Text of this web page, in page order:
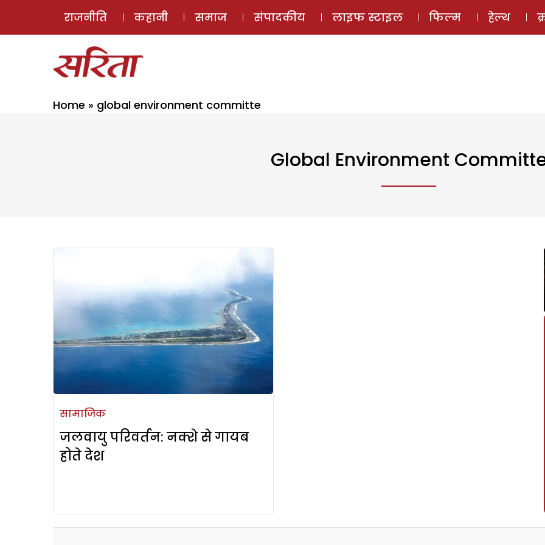
ई-मैगज़ीन
राजनीति कहानी समाज संपादकीय लाइफ स्टाइल फिल्म हेल्थ
Home » global environment committe
Global Environment
सामाजिक
जलवायु परिवर्तन: नक्शे से गायब
होते देश